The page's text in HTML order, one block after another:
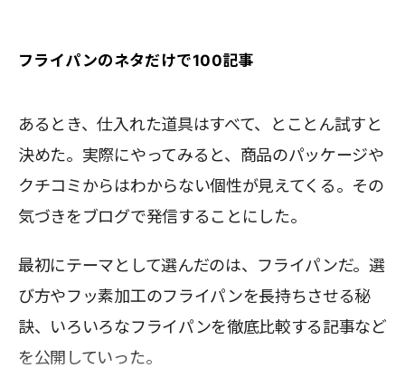
フライパンのネタだけで100記事
あるとき、仕入れた道具はすべて、とことん試すと
決めた。実際にやってみると、商品のパッケージや
クチコミからはわからない個性が見えてくる。その
気づきをブログで発信することにした。
最初にテーマとして選んだのは、フライパンだ。選
び方やフッ素加工のフライパンを長持ちさせる秘
訣、いろいろなフライパンを徹底比較する記事など
を公開していった。